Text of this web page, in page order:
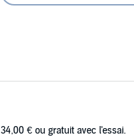
34,00 € ou gratuit avec l'essai.